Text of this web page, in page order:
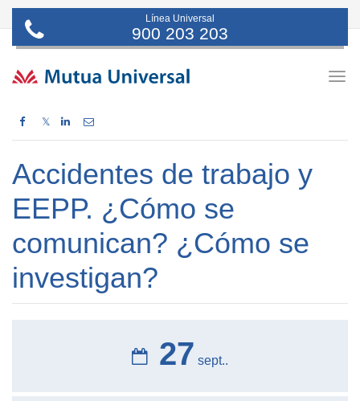
Línea Universal
900 203 203
𝕏
Accidentes de trabajo y
EEPP. ¿Cómo se
comunican? ¿Cómo se
investigan?
27 sept..